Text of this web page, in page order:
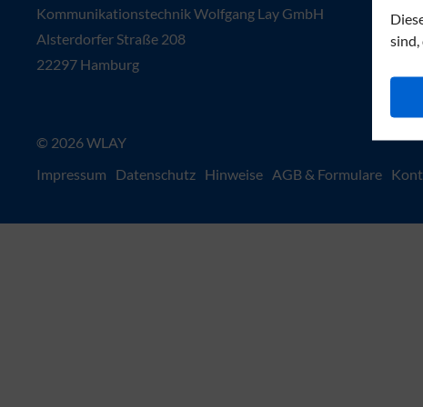
sind,
Kommunikationstechnik Wolfgang Lay GmbH
Alsterdorfer Straße 208
22297 Hamburg
© 2026 WLAY
Impressum
Datenschutz Hinweise AGB & Formulare